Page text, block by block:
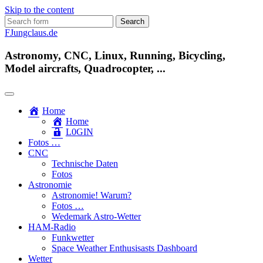
Skip to the content
Search
for:
FJungclaus.de
Astronomy, CNC, Linux, Running, Bicycling,
Model aircrafts, Quadrocopter, ...
Home
Home
L​0​​GIN
Fotos …
CNC
Technische Daten
Fotos
Astronomie
Astronomie! Warum?
Fotos …
Wedemark Astro-Wetter
HAM-Radio
Funkwetter
Space Weather Enthusisasts Dashboard
Wetter